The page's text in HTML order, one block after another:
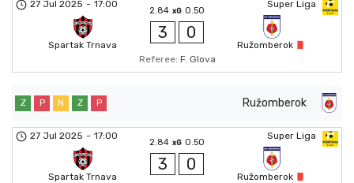
Super Liga
27 Jul 2025 - 17:00
Spartak Trnava
2.84 xG 0.50
3 0
Ružomberok
Referee: F. Glova
Ružomberok
Z P N Z P
Super Liga
27 Jul 2025 - 17:00
Spartak Trnava
2.84 xG 0.50
3 0
Ružomberok